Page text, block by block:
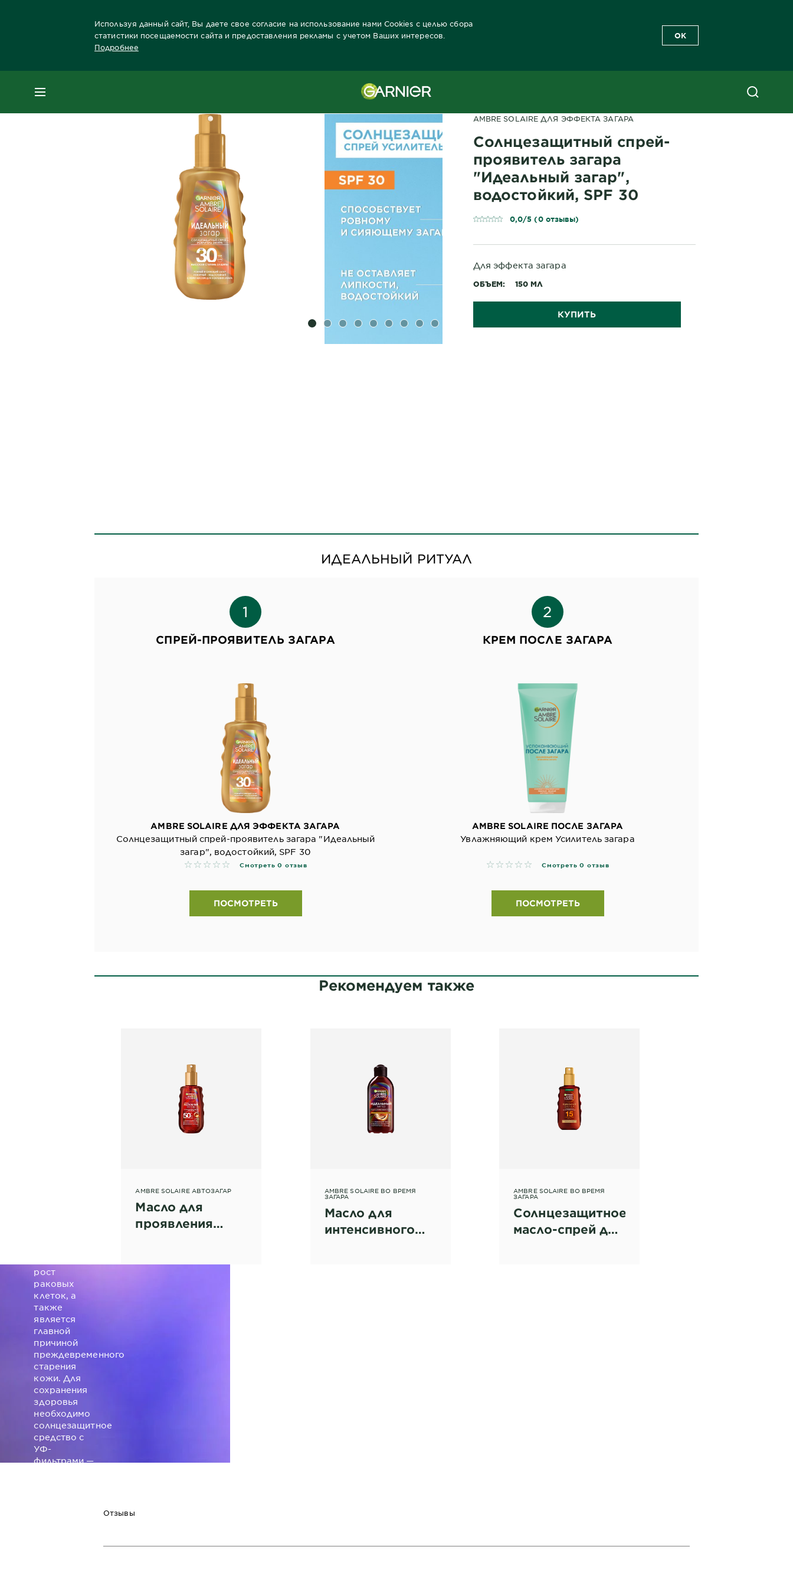
Используя данный сайт, Вы даете свое согласие на использование нами Cookies с целью сбора
статистики посещаемости сайта и предоставления рекламы с учетом Ваших интересов.
Подробнее
OK
МЕНЮ
SLIDE 1SLIDE 2
SLIDE 3
SLIDE 4
SLIDE 5
SLIDE 6
SLIDE 7
SLIDE 8SLIDE 9
AMBRE SOLAIRE ДЛЯ ЭФФЕКТА ЗАГАРА
Солнцезащитный спрей-
проявитель загара
"Идеальный загар",
водостойкий, SPF 30
0,0/5 (0 отзывы)
Для эффекта загара
ОБЪЕМ 150 МЛ
КУПИТЬ
ИДЕАЛЬНЫЙ РИТУАЛ
СПРЕЙ-ПРОЯВИТЕЛЬ ЗАГАРА
AMBRE SOLAIRE ДЛЯ ЭФФЕКТА ЗАГАРА
Солнцезащитный спрей-проявитель загара "Идеальный
загар", водостойкий, SPF 30
No reviews Смотреть 0 отзыв
ПОСМОТРЕТЬ
КРЕМ ПОСЛЕ ЗАГАРА
AMBRE SOLAIRE ПОСЛЕ ЗАГАРА
Увлажняющий крем Усилитель загара
No reviews Смотреть 0 отзыв
ПОСМОТРЕТЬ
Рекомендуем также
AMBRE SOLAIRE АВТОЗАГАР
Масло для
проявления
AMBRE SOLAIRE ВО ВРЕМЯ
ЗАГАРА
Масло для
интенсивного
AMBRE SOLAIRE ВО ВРЕМЯ
ЗАГАРА
Солнцезащитное
масло-спрей для
рост
раковых
клеток, а
также
является
главной
причиной
преждевременного
старения
кожи. Для
сохранения
здоровья
необходимо
солнцезащитное
средство с
УФ-
фильтрами —
ПОДРОБНЕЕ
Отзывы